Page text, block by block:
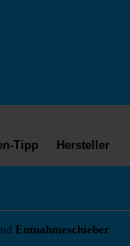
Tipp Hersteller
Entnahmeschieber